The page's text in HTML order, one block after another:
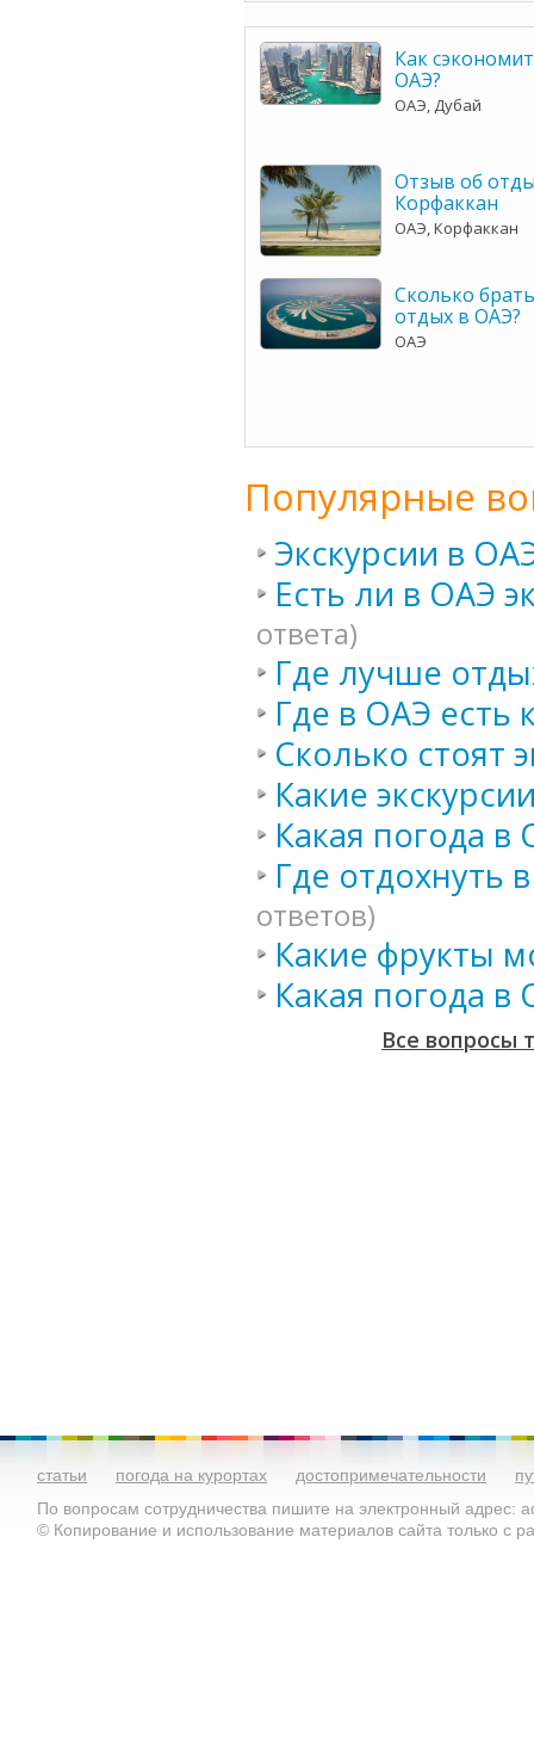
Как
ОАЭ?
ОАЭ, Дубай
Отзыв об
Корфаккан
ОАЭ, Корфаккан
Сколько
отдых в ОАЭ?
ОАЭ
Популярные
Экскурсии в
Есть ли в ОАЭ
ответа)
Где лучше
Где в ОАЭ есть
Сколько стоят
Какие
Какая погода в
Где отдохнуть
ответов)
Какие фрукты
Какая погода в
Все вопросы
статьи погода на курортах достопримечательности
По вопросам сотрудничества пишите на электронный адрес:
© Копирование и использование материалов сайта только с